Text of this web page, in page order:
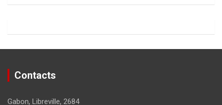
Contacts
Gabon, Libreville, 2684